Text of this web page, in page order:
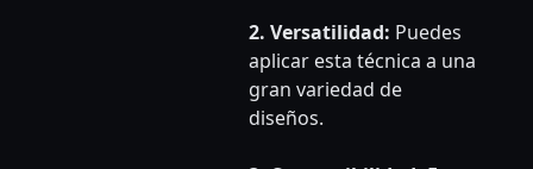
2. Versatilidad: Puedes
aplicar esta técnica a una
gran variedad de
diseños.